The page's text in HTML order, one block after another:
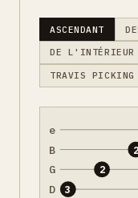
ASCENDANT
DE L'INTÉRIEUR
TRAVIS PICKING
e
B
G
D 3
2
2